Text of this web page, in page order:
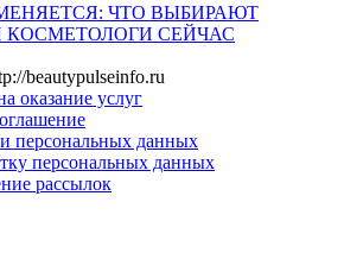
ЧТО ВЫБИРАЮТ
КОСМЕТОЛОГИ СЕЙЧАС
beautypulseinfo.ru
оказание услуг
персональных данных
персональных данных
рассылок